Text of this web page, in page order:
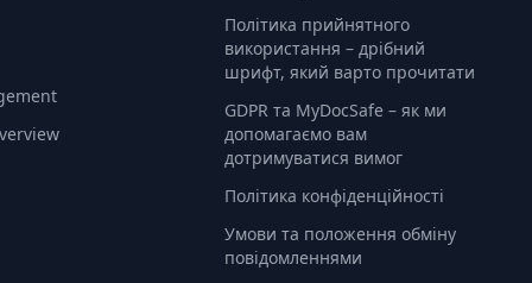
Політика прийнятного
використання – дрібний
шрифт, який варто прочитати
GDPR та MyDocSafe – як ми
допомагаємо вам
дотримуватися вимог
Політика конфіденційності
Умови та положення обміну
повідомленнями